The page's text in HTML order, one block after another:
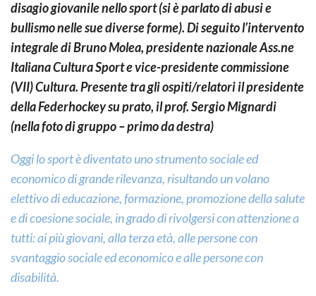
disagio giovanile nello sport (si è parlato di abusi e
bullismo nelle sue diverse forme). Di seguito l’intervento
integrale di Bruno Molea, presidente nazionale Ass.ne
Italiana Cultura Sport e vice-presidente commissione
(VII) Cultura. Presente tra gli ospiti/relatori il presidente
della Federhockey su prato, il prof. Sergio Mignardi
(nella foto di gruppo – primo da destra)
Oggi lo sport è diventato uno strumento sociale ed
economico di grande rilevanza, risultando un volano
elettivo di educazione, formazione, promozione della salute
e di coesione sociale, in grado di rivolgersi con attenzione a
tutti: ai più giovani, alla terza età, alle persone con
svantaggio sociale ed economico e alle persone con
disabilità.